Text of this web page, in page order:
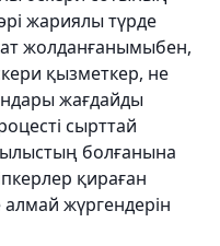
жариялы түрде
жолданғанымыбен,
қызметкер, не
жағдайды
сырттай
болғанына
қираған
жүргендерін